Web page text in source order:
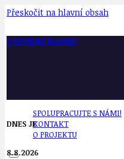
Přeskočit na hlavní obsah
OTEVŘENÉ NOVINY
SPOLUPRACUJTE S NÁMI!
KONTAKT
O PROJEKTU
DNES JE
8.8.2026